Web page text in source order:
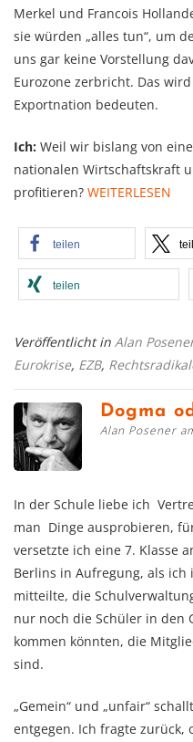
Merkel und Francois
sie würden „alles tun“, um
uns gar keine Vorstellung
Eurozone zerbricht. Das
Exportnation bedeuten.
Ich: Weil wir bislang von
nationalen Wirtschaftskraft
profitieren? WEITERLESEN
teilen
teilen
Veröffentlicht in Alan
Eurokrise, EZB,
Dogma
Alan Posener
In der Schule liebe ich
man Dinge ausprobieren,
versetzte ich eine 7. Klasse
Berlins in Aufregung, als
mitteilte, die
nur noch die Schüler in den
kommen könnten, die
sind.
„Gemein“ und „unfair“
entgegen. Ich fragte zurück,